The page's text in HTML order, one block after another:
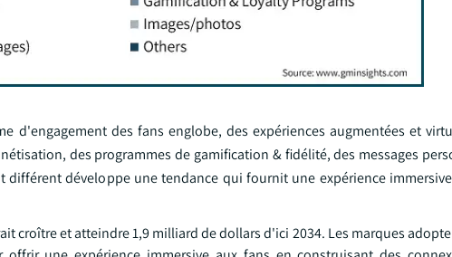
d'engagement des fans englobe, des expériences augmentées et
des programmes de gamification & fidélité, des messages
développe une tendance qui fournit une expérience
croître et atteindre 1,9 milliard de dollars d'ici 2034. Les marques